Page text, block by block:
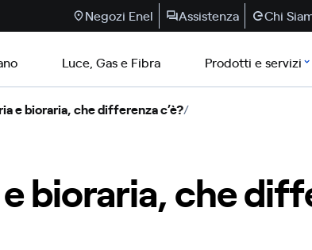
Negozi Enel Assistenza Chi
Luce, Gas e Fibra Prodotti e servizi
e bioraria, che differenza c’è?/
bioraria, che